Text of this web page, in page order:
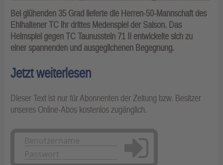
Bei glühenden 35 Grad lieferte die Herren-50-Mannschaft des
Ehlhaltener TC ihr drittes Medenspiel der Saison. Das
Heimspiel gegen TC Taunusstein 71 II entwickelte sich zu
einer spannenden und ausgeglichenen Begegnung.
Jetzt weiterlesen
Dieser Text ist nur für Abonnenten der Zeitung bzw. Besitzer
unseres Online-Abos kostenlos zugänglich.
Anmelden